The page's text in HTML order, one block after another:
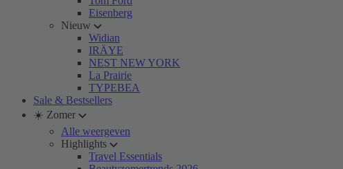
Eisenberg
Nieuw
Widian
IRÄYE
NEST NEW YORK
La Prairie
TYPEBEA
Sale & Bestsellers
☀️ Zomer
Alle weergeven
Highlights
Travel Essentials